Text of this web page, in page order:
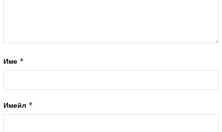
Име *
Имейл *